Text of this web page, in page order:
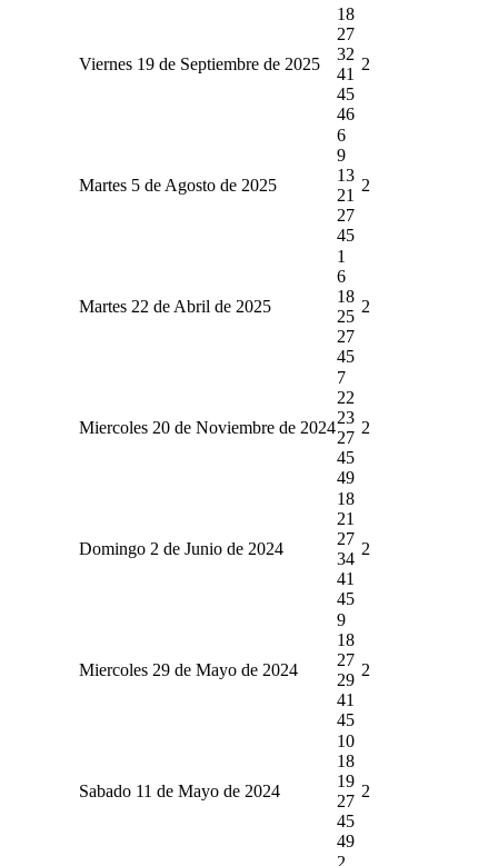
Viernes 19 de Septiembre de 2025
18
27
32
41
45
46
2
Martes 5 de Agosto de 2025
6
9
13
21
27
45
2
Martes 22 de Abril de 2025
1
6
18
25
27
45
2
Miercoles 20 de Noviembre de 2024
7
22
23
27
45
49
2
Domingo 2 de Junio de 2024
18
21
27
34
41
45
2
Miercoles 29 de Mayo de 2024
9
18
27
29
41
45
2
Sabado 11 de Mayo de 2024
10
18
19
27
45
49
2
2